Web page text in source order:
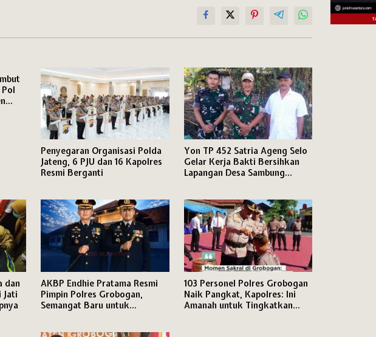
Penyegaran Organisasi Polda
Jateng, 6 PJU dan 16 Kapolres
Resmi Berganti
Yon TP 452 Satria Ageng Selo
Gelar Kerja Bakti Bersihkan
Lapangan Desa Sambung
dan
Jati
AKBP Endhie Pratama Resmi
Pimpin Polres Grobogan,
Semangat Baru untuk
103 Personel Polres Grobogan
Naik Pangkat, Kapolres: Ini
Amanah untuk Tingkatkan